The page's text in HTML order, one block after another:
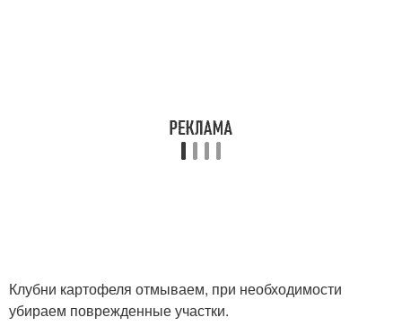
Клубни картофеля отмываем, при необходимости
убираем поврежденные участки.